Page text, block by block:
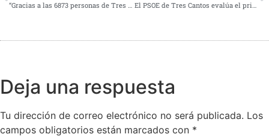
“Gracias a las 6873 personas de Tres Cantos que han confiado en el PSOE” El PSOE de Tres Cantos evalúa el primer año de mandato del gobierno local como ejemplo de mala gestión
Deja una respuesta
Tu dirección de correo electrónico no será publicada. Los
campos obligatorios están marcados con *